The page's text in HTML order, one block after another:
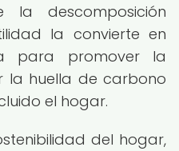
descomposición
la convierte en
para promover la
la huella de carbono
el hogar.
del hogar,